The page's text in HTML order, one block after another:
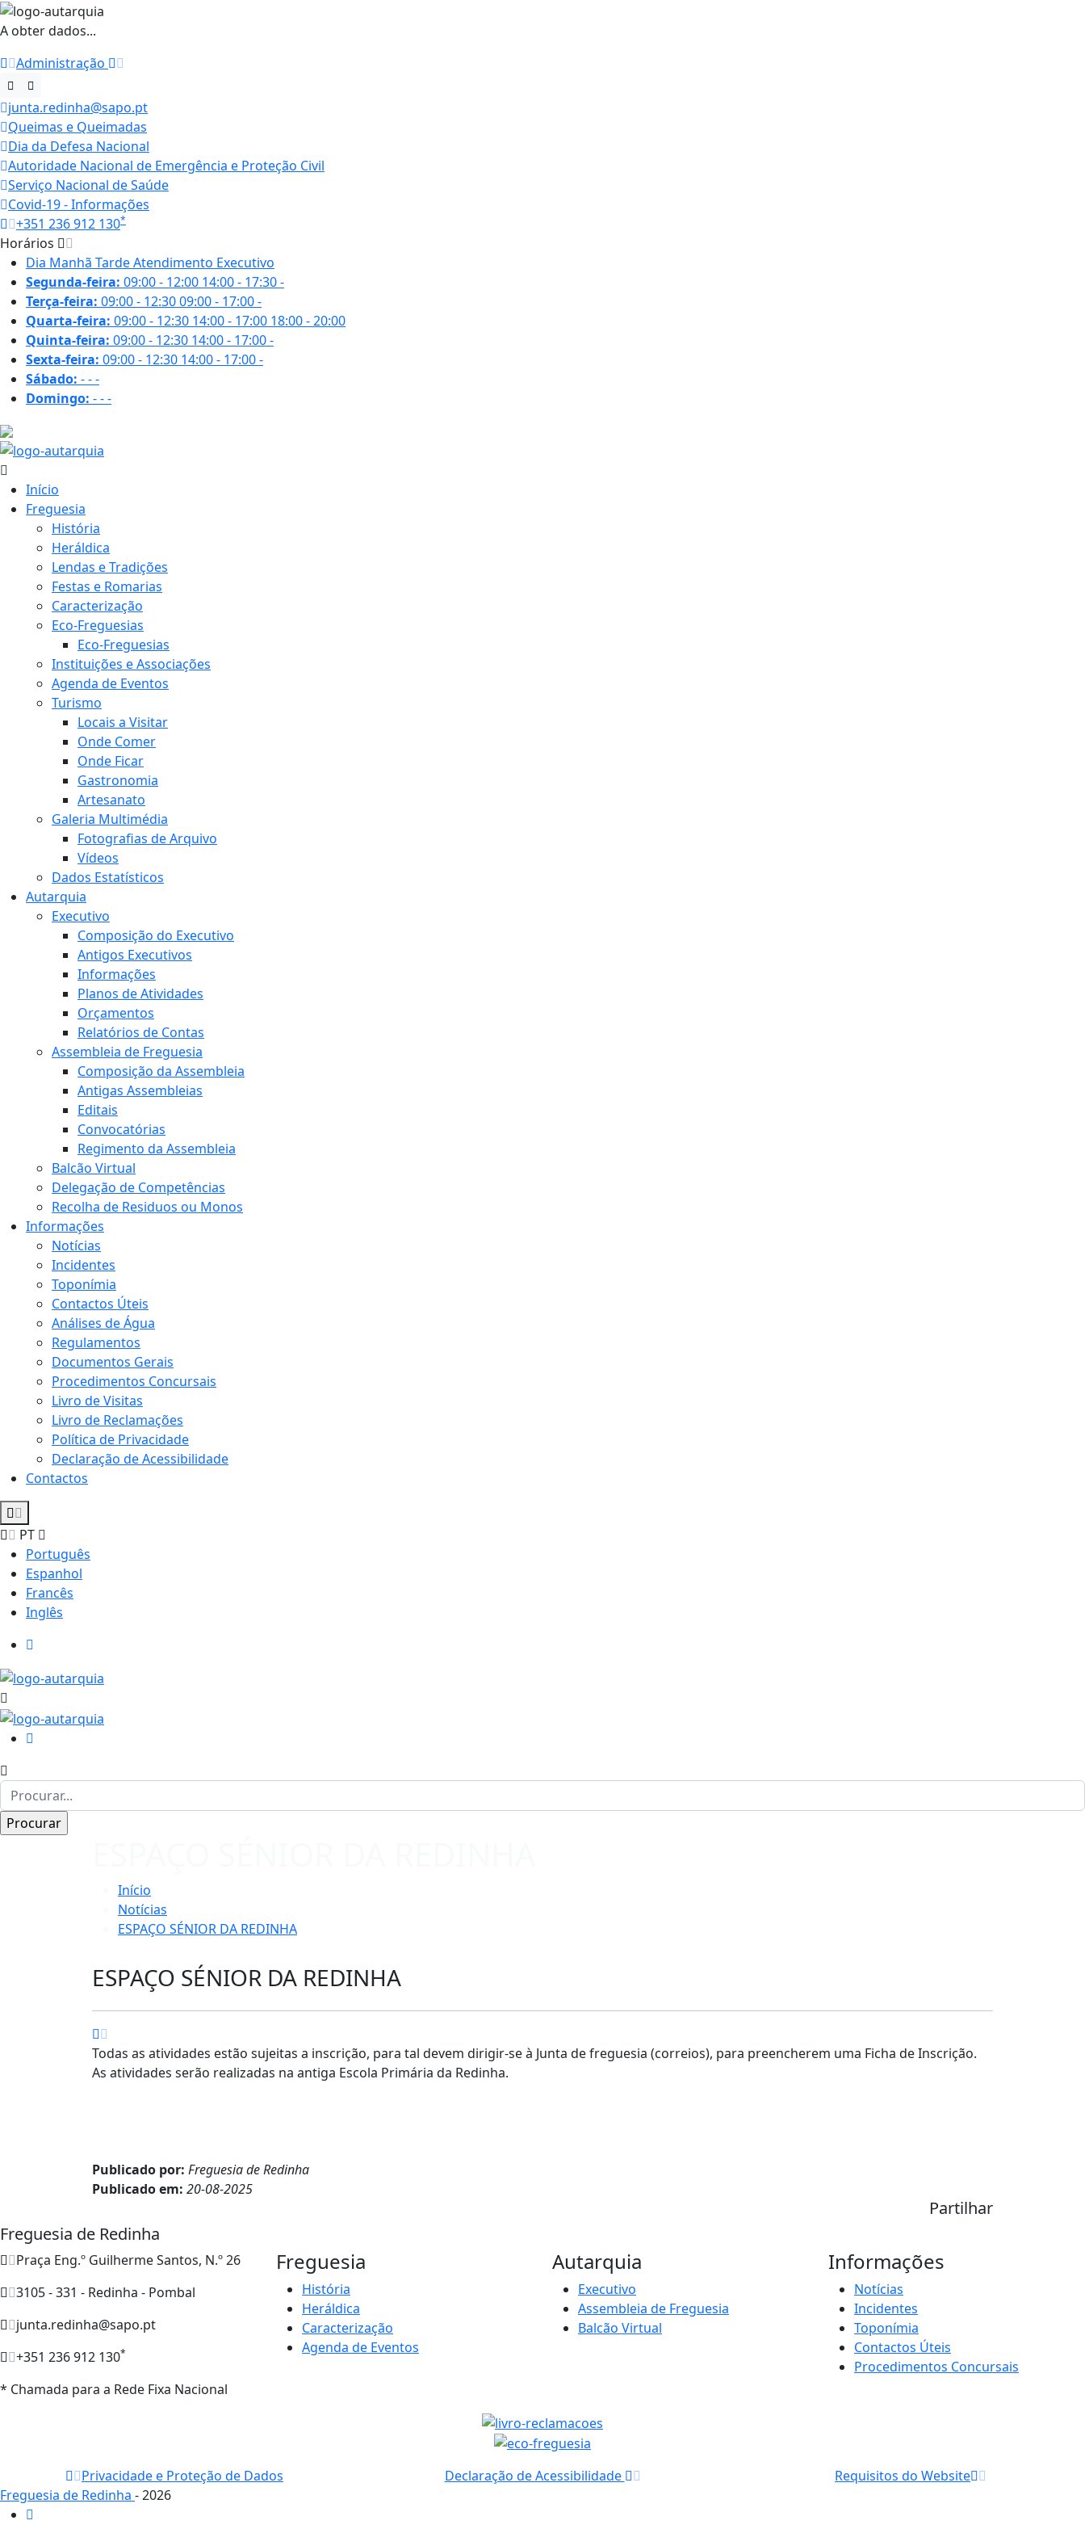
A obter dados...
Administração
junta.redinha@sapo.pt
Queimas e Queimadas
Dia da Defesa Nacional
Autoridade Nacional de Emergência e Proteção Civil
Serviço Nacional de Saúde
Covid-19 - Informações
+351 236 912 130*
Horários
Dia Manhã TardeAtendimento Executivo
Segunda-feira: 09:00 - 12:00 14:00 - 17:30-
Terça-feira: 09:00 - 12:3009:00 - 17:00-
Quarta-feira: 09:00 - 12:30 14:00 - 17:00 18:00 - 20:00
Quinta-feira: 09:00 - 12:30 14:00 - 17:00-
Sexta-feira: 09:00 - 12:30 14:00 - 17:00-
Sábado: ---
Domingo: ---
Início
Freguesia
História
Heráldica
Lendas e Tradições
Festas e Romarias
Caracterização
Eco-Freguesias
Eco-Freguesias
Instituições e Associações
Agenda de Eventos
Turismo
Locais a Visitar
Onde Comer
Onde Ficar
Gastronomia
Artesanato
Galeria Multimédia
Fotografias de Arquivo
Vídeos
Dados Estatísticos
Autarquia
Executivo
Composição do Executivo
Antigos Executivos
Informações
Planos de Atividades
Orçamentos
Relatórios de Contas
Assembleia de Freguesia
Composição da Assembleia
Antigas Assembleias
Editais
Convocatórias
Regimento da Assembleia
Balcão Virtual
Delegação de Competências
Recolha de Residuos ou Monos
Informações
Notícias
Incidentes
Toponímia
Contactos Úteis
Análises de Água
Regulamentos
Documentos Gerais
Procedimentos Concursais
Livro de Visitas
Livro de Reclamações
Política de Privacidade
Declaração de Acessibilidade
Contactos
PT
Português
Espanhol
Francês
Inglês
Início
Notícias
ESPAÇO SÉNIOR DA REDINHA
ESPAÇO SÉNIOR DA REDINHA
Todas as atividades estão sujeitas a inscrição, para tal devem dirigir-se à Junta de freguesia (correios), para preencherem uma Ficha de Inscrição.
As atividades serão realizadas na antiga Escola Primária da Redinha.
Publicado por: Freguesia de Redinha
Publicado em: 20-08-2025
Partilhar
Freguesia de Redinha
Praça Eng.º Guilherme Santos, N.º 26
3105 - 331 - Redinha - Pombal
junta.redinha@sapo.pt
+351 236 912 130*
* Chamada para a Rede Fixa Nacional
Freguesia
História
Heráldica
Caracterização
Agenda de Eventos
Autarquia
Executivo
Assembleia de Freguesia
Balcão Virtual
Informações
Notícias
Incidentes
Toponímia
Contactos Úteis
Procedimentos Concursais
Privacidade e Proteção de Dados Declaração de Acessibilidade
Requisitos do Website
Freguesia de Redinha - 2026